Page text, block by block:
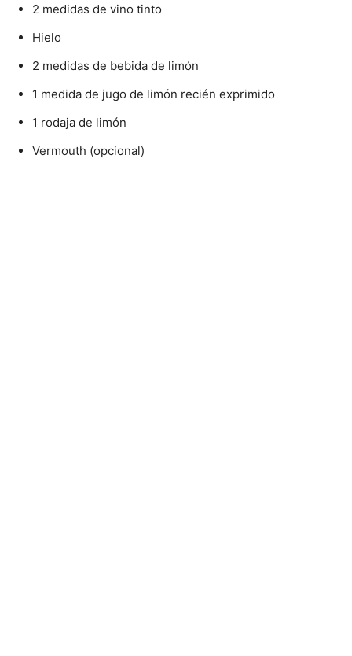
2 medidas de vino tinto
Hielo
2 medidas de bebida de limón
1 medida de jugo de limón recién exprimido
1 rodaja de limón
Vermouth (opcional)